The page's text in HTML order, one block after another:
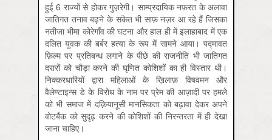
हुई 6 राज्यों से होकर गुज़रेगी। साम्प्रदायिक नफ़रत के अलावा
जातिगत तनाव बढ़ने के संकेत भी साफ़ नज़र आ रहे हैं जिसका
नतीजा भीमा कोरेगाँव की घटना और हाल ही में इलाहाबाद में एक
दलित युवक की बर्बर हत्या के रूप में सामने आया। पद्मावत
फ़िल्म पर प्रतिबन्ध लगाने के पीछे की राजनीति भी जातिगत
दरारों को चौड़ा करने की घृणित कोशिशों का ही विस्तार थी।
निक्करधारियों द्वारा महिलाओं के ख़ि‍लाफ़ विषवमन और
वैलेण्टाइन्स डे के विरोध के नाम पर प्रेम की आज़ादी पर हमले
को भी समाज में दक़ि‍यानूसी मानसिकता को बढ़ावा देकर अपने
वोटबैंक को सुदृढ़ करने की कोशिशों की निरन्तरता में ही देखा
जाना चाहिए।